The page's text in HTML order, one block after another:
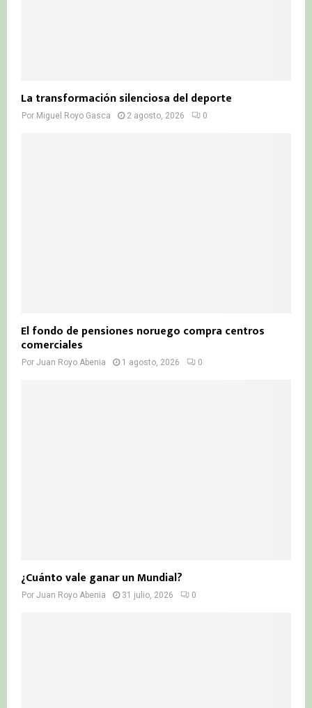
La transformación silenciosa del deporte
Por Miguel Royo Gasca 2 agosto, 2026 0
El fondo de pensiones noruego compra centros
comerciales
Por Juan Royo Abenia 1 agosto, 2026 0
¿Cuánto vale ganar un Mundial?
Por Juan Royo Abenia 31 julio, 2026 0